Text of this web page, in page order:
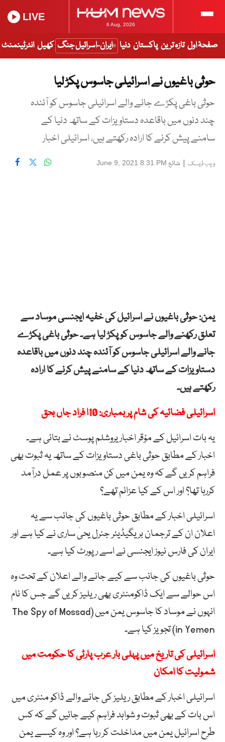
6 Aug, 2026
LIVE
صفحۂ اول تازہ ترین پاکستان دنیا ایران-اسرائیل جنگ کھیل انٹرٹینمنٹ
حوثی باغیوں نے اسرائیلی جاسوس پکڑ لیا
حوثی باغی پکڑے جانے والے اسرائیلی جاسوس کو آئندہ
چند دنوں میں باقاعدہ دستاویزات کے ساتھ دنیا کے
سامنے پیش کرنے کا ارادہ رکھتے ہیں، اسرائیلی اخبار
ویب ڈیسک | شائع June 9, 2021 8:31 PM
یمن: حوثی باغیوں نے اسرائیل کی خفیہ ایجنسی موساد سے
تعلق رکھنے والے جاسوس کو پکڑ لیا ہے۔ حوثی باغی پکڑے
جانے والے اسرائیلی جاسوس کو آئندہ چند دنوں میں باقاعدہ
دستاویزات کے ساتھ دنیا کے سامنے پیش کرنے کا ارادہ
رکھتے ہیں۔
اسرائیلی فضائیہ کی شام پر بمباری: 10ا فراد جاں بحق
یہ بات اسرائیل کے مؤقر اخبار یروشلم پوسٹ نے بتائی ہے۔
اخبار کے مطابق حوثی باغی دستاویزات کے ساتھ یہ ثبوت بھی
فراہم کریں گے کہ وہ یمن میں کن منصوبوں پر عمل درآمد
کررہا تھا؟ اور اس کے کیا عزائم تھے؟
اسرائیلی اخبار کے مطابق حوثی باغیوں کی جانب سے یہ
اعلان ان کے ترجمان بریگیڈیئر جنرل یحیٰ ساری نے کیا ہے اور
ایران کی فارس نیوز ایجنسی نے اسے رپورٹ کیا ہے۔
حوثی باغیوں کی جانب سے کیے جانے والے اعلان کے تحت وہ
اس حوالے سے ایک ڈاکومنٹری بھی ریلیز کریں گے جس کا نام
انہوں نے موساد کا جاسوس یمن میں (The Spy of Mossad
in Yemen) تجویز کیا ہے۔
اسرائیلی کی تاریخ میں پہلی بار عرب پارٹی کا حکومت میں
شمولیت کا امکان
اسرائیلی اخبار کے مطابق ریلیز کی جانے والے ڈاکو منٹری میں
اس بات کے بھی ثبوت و شواہد فراہم کیے جائیں گے کہ کس
طرح اسرائیل یمن میں مداخلت کر رہا ہے؟ اور وہ کیسے یمن